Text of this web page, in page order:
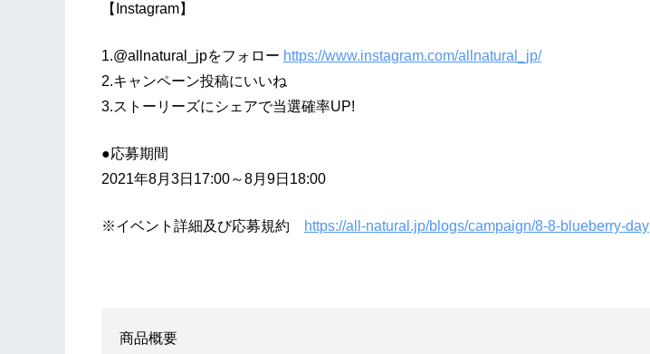
【Instagram】
1.@allnatural_jpをフォロー https://www.instagram.com/allnatural_jp/
2.キャンペーン投稿にいいね
3.ストーリーズにシェアで当選確率UP!
●応募期間
2021年8月3日17:00～8月9日18:00
※イベント詳細及び応募規約 https://all-natural.jp/blogs/campaign/8-8-blueberry-day
商品概要